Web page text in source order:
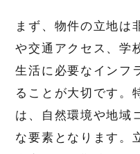
まず、物件の立地は
や交通アクセス、学
生活に必要なインフ
ることが大切です。
は、自然環境や地域
な要素となります。